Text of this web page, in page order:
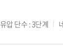
유압 단수 : 3단계